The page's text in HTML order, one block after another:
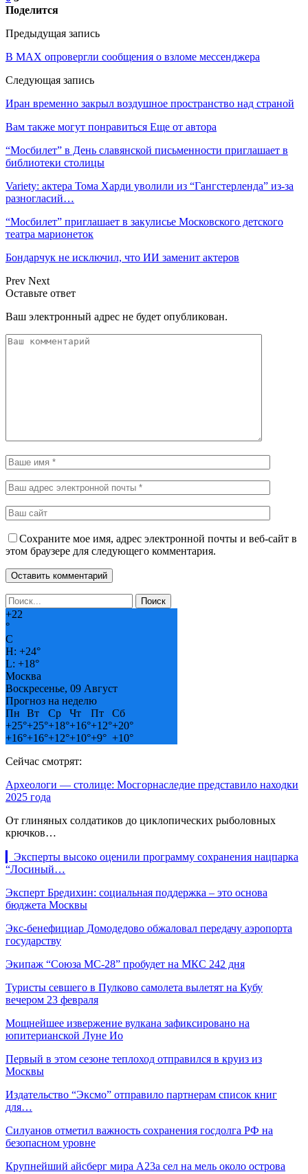
Поделится
Предыдущая запись
В MAX опровергли сообщения о взломе мессенджера
Следующая запись
Иран временно закрыл воздушное пространство над страной
Вам также могут понравиться Еще от автора
“Мосбилет” в День славянской письменности приглашает в
библиотеки столицы
Variety: актера Тома Харди уволили из “Гангстерленда” из-за
разногласий…
“Мосбилет” приглашает в закулисье Московского детского
театра марионеток
Бондарчук не исключил, что ИИ заменит актеров
Prev Next
Оставьте ответ
Ваш электронный адрес не будет опубликован.
Сохраните мое имя, адрес электронной почты и веб-сайт в
этом браузере для следующего комментария.
+22
°
C
H: +24°
L: +18°
Москва
Воскресенье, 09 Август
Прогноз на неделю
Пн
Вт Ср Чт Пт
Сб
+25°+25°+18°+16°+12°+20°
+16°+16°+12°+10°+9° +10°
Сейчас смотрят:
Археологи — столице: Мосгорнаследие представило находки
2025 года
От глиняных солдатиков до циклопических рыболовных
крючков…
▎Эксперты высоко оценили программу сохранения нацпарка
“Лосиный…
Эксперт Бредихин: социальная поддержка – это основа
бюджета Москвы
Экс-бенефициар Домодедово обжаловал передачу аэропорта
государству
Экипаж “Союза МС-28” пробудет на МКС 242 дня
Туристы севшего в Пулково самолета вылетят на Кубу
вечером 23 февраля
Мощнейшее извержение вулкана зафиксировано на
юпитерианской Луне Ио
Первый в этом сезоне теплоход отправился в круиз из
Москвы
Издательство “Эксмо” отправило партнерам список книг
для…
Силуанов отметил важность сохранения госдолга РФ на
безопасном уровне
Крупнейший айсберг мира А23а сел на мель около острова